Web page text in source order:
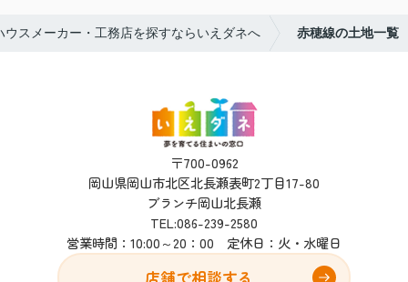
ウスメーカー・工務店を探すならいえダネへ 赤穂線の土地一覧
〒700-0962
岡山県岡山市北区北長瀬表町2丁目17-80
ブランチ岡山北長瀬
TEL:086-239-2580
営業時間：10:00～20：00 定休日：火・水曜日
店舗で相談する